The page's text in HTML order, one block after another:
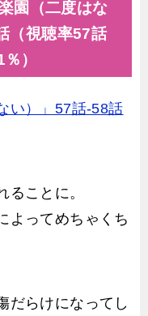
園（二度はな
（視聴率57話
）
い）」57話-58話
ることに。
よってめちゃくち
だらけになってし